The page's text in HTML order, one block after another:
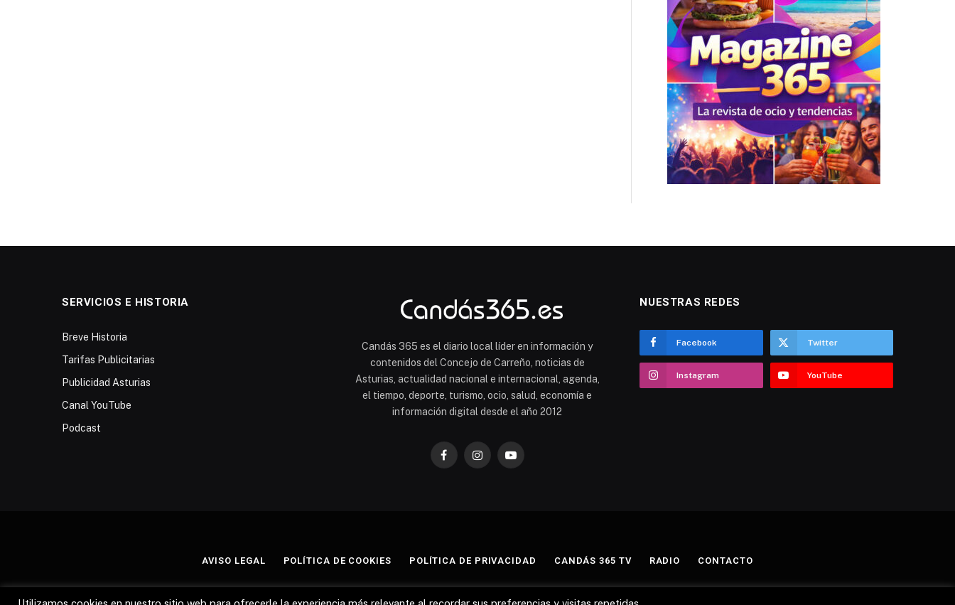
SERVICIOS E HISTORIA
Breve Historia
Tarifas Publicitarias
Publicidad Asturias
Canal YouTube
Podcast
Candás 365 es el diario local líder en información y
contenidos del Concejo de Carreño, noticias de
Asturias, actualidad nacional e internacional, agenda,
el tiempo, deporte, turismo, ocio, salud, economía e
información digital desde el año 2012
FacebookInstagramYouTube
NUESTRAS REDES
Facebook Twitter
Instagram YouTube
AVISO LEGAL POLÍTICA DE COOKIES POLÍTICA DE PRIVACIDAD CANDÁS 365 TV RADIO CONTACTO